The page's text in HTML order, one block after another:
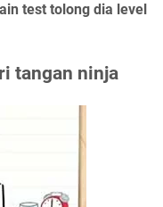
test tolong dia level
tangan ninja